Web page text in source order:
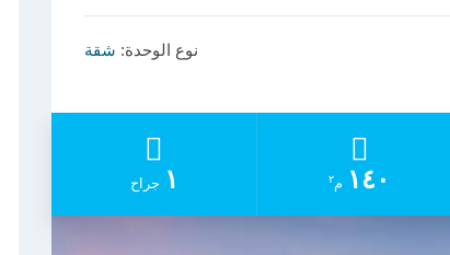
نوع الوحدة: شقة
١٤٠ م٢ ١ جراح